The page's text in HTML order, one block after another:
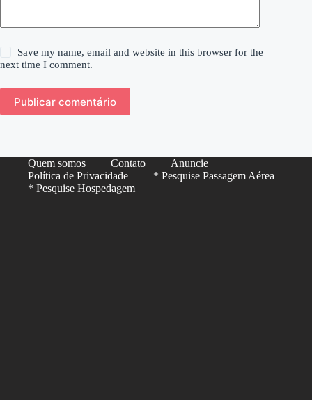
Save my name, email and website in this browser for the
next time I comment.
Publicar comentário
Quem somos Contato
Anuncie
Política de Privacidade
* Pesquise Passagem Aérea
* Pesquise Hospedagem